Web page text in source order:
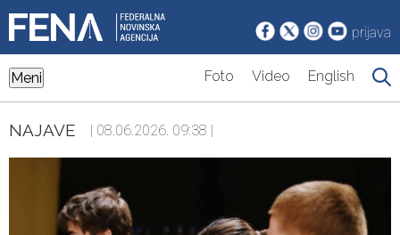
prijava
Meni Foto Video English
NAJAVE | 08.06.2026. 09:38 |